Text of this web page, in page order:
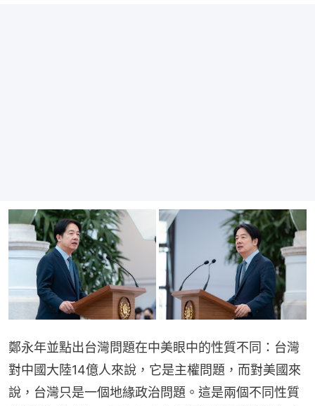
鄭永年並點出台灣問題在中美眼中的性質不同：台灣
對中國大陸14億人來說，它是主權問題，而對美國來
說，台灣只是一個地緣政治問題。這是兩個不同性質